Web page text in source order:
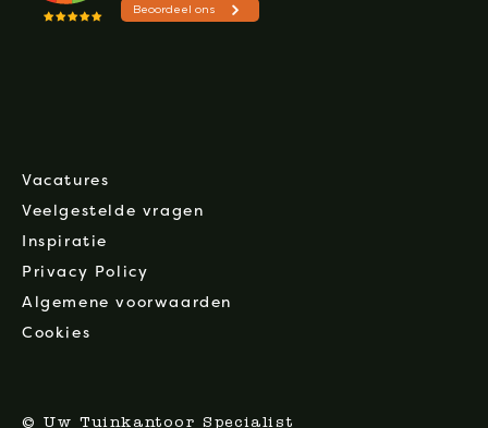
Vacatures
Veelgestelde vragen
Inspiratie
Privacy Policy
Algemene voorwaarden
Cookies
© Uw Tuinkantoor Specialist